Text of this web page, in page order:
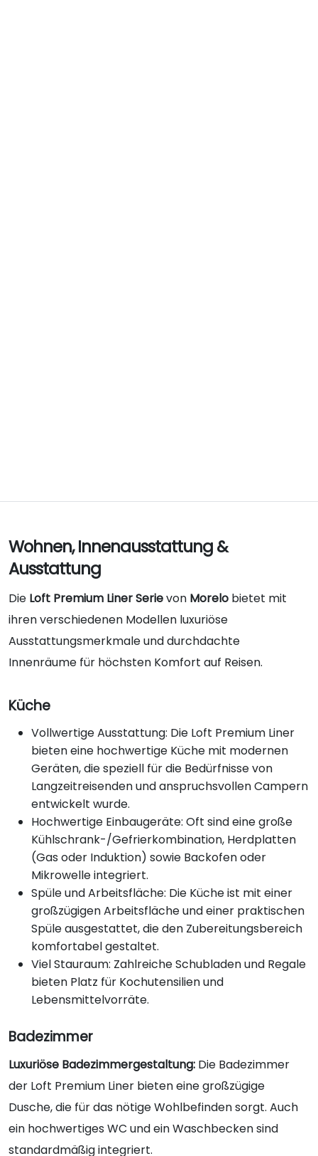
Wohnen, Innenausstattung &
Ausstattung
Die Loft Premium Liner Serievon Morelo bietet mit
ihren verschiedenen Modellen luxuriöse
Ausstattungsmerkmale und durchdachte
Innenräume für höchsten Komfort auf Reisen.
Küche
Vollwertige Ausstattung: Die Loft Premium Liner
bieten eine hochwertige Küche mit modernen
Geräten, die speziell für die Bedürfnisse von
Langzeitreisenden und anspruchsvollen Campern
entwickelt wurde.
Hochwertige Einbaugeräte: Oft sind eine große
Kühlschrank-/Gefrierkombination, Herdplatten
(Gas oder Induktion) sowie Backofen oder
Mikrowelle integriert.
Spüle und Arbeitsfläche: Die Küche ist mit einer
großzügigen Arbeitsfläche und einer praktischen
Spüle ausgestattet, die den Zubereitungsbereich
komfortabel gestaltet.
Viel Stauraum: Zahlreiche Schubladen und Regale
bieten Platz für Kochutensilien und
Lebensmittelvorräte.
Badezimmer
Luxuriöse Badezimmergestaltung: Die Badezimmer
der Loft Premium Liner bieten eine großzügige
Dusche, die für das nötige Wohlbefinden sorgt. Auch
ein hochwertiges WC und ein Waschbecken sind
standardmäßig integriert.